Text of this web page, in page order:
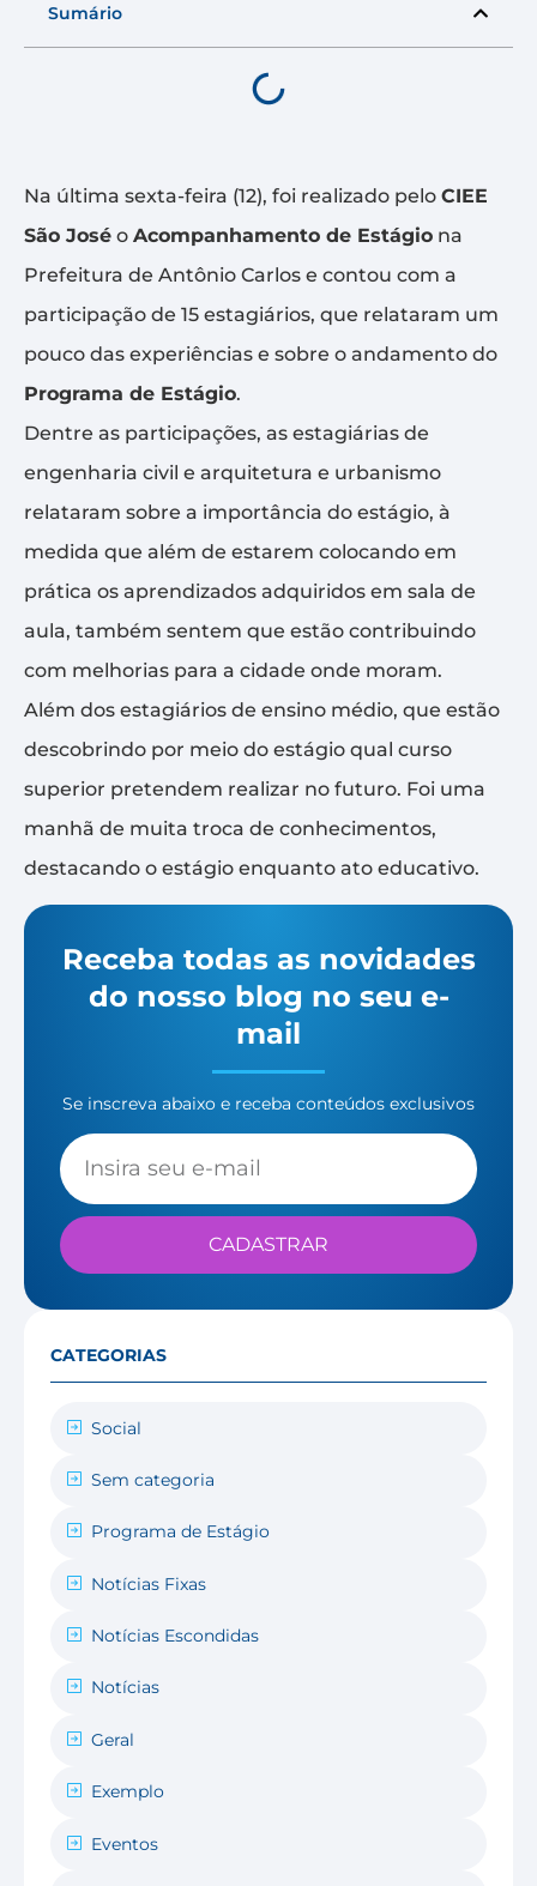
Sumário
Na última sexta-feira (12), foi realizado pelo CIEE
São José o Acompanhamento de Estágio na
Prefeitura de Antônio Carlos e contou com a
participação de 15 estagiários, que relataram um
pouco das experiências e sobre o andamento do
Programa de Estágio.
Dentre as participações, as estagiárias de
engenharia civil e arquitetura e urbanismo
relataram sobre a importância do estágio, à
medida que além de estarem colocando em
prática os aprendizados adquiridos em sala de
aula, também sentem que estão contribuindo
com melhorias para a cidade onde moram.
Além dos estagiários de ensino médio, que estão
descobrindo por meio do estágio qual curso
superior pretendem realizar no futuro. Foi uma
manhã de muita troca de conhecimentos,
destacando o estágio enquanto ato educativo.
Receba todas as novidades
do nosso blog no seu e-
mail
Se inscreva abaixo e receba conteúdos exclusivos
CADASTRAR
CATEGORIAS
Social
Sem categoria
Programa de Estágio
Notícias Fixas
Notícias Escondidas
Notícias
Geral
Exemplo
Eventos